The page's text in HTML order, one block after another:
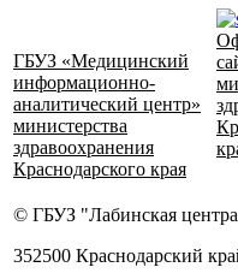
ГБУЗ «Медицинский
информационно-
аналитический центр»
министерства
здравоохранения
Краснодарского края
© ГБУЗ "Лабинская
352500 Краснодарский